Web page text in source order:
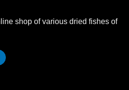
shop of various dried fishes of